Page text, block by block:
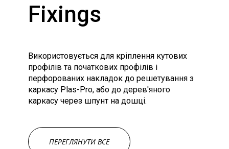
Fixings
Використовується для кріплення кутових
профілів та початкових профілів і
перфорованих накладок до решетування з
каркасу Plas-Pro, або до дерев'яного
каркасу через шпунт на дошці.
ПЕРЕГЛЯНУТИ ВСЕ